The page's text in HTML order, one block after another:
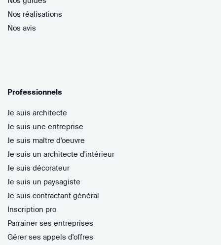
Nos réalisations
Nos avis
Professionnels
Je suis architecte
Je suis une entreprise
Je suis maître d'oeuvre
Je suis un architecte d'intérieur
Je suis décorateur
Je suis un paysagiste
Je suis contractant général
Inscription pro
Parrainer ses entreprises
Gérer ses appels d'offres